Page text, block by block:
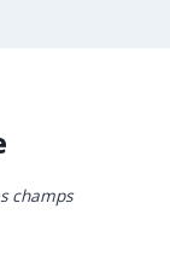
champs